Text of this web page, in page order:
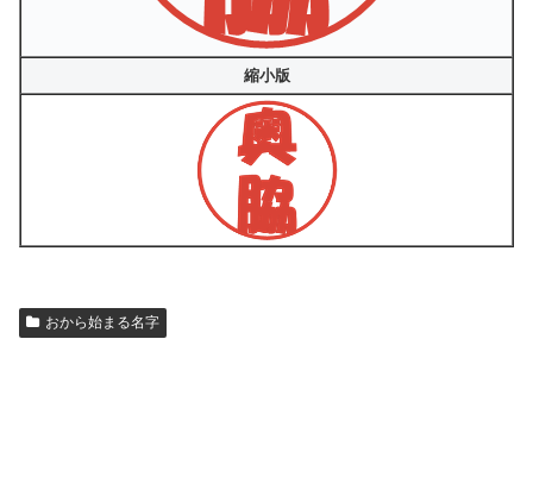
縮小版
おから始まる名字